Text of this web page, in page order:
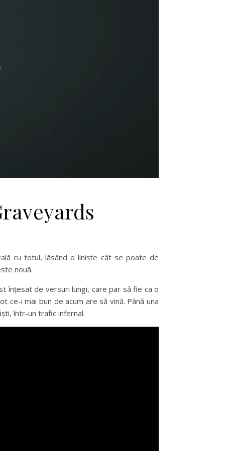
cu totul, lăsând o liniște cât se poate de
nouă.
înțesat de versuri lungi, care par să fie ca o
ce-i mai bun de acum are să vină. Până una
într-un trafic infernal.